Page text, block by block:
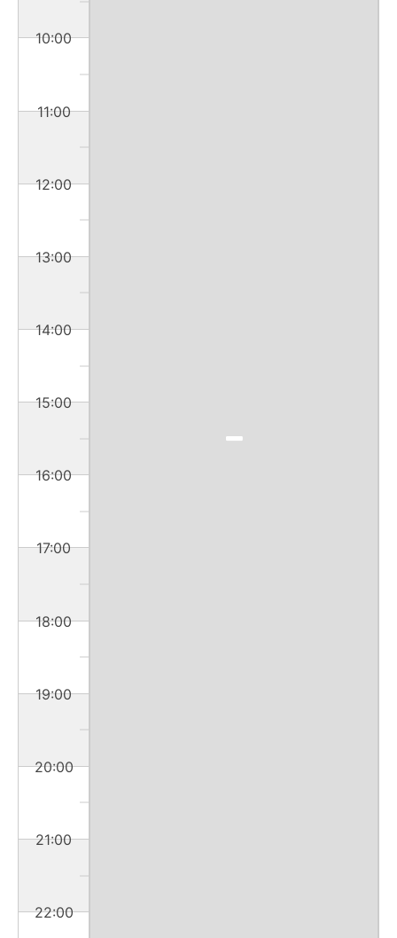
10:00
11:00
12:00
13:00
14:00
15:00
16:00
17:00
18:00
19:00
20:00
21:00
22:00